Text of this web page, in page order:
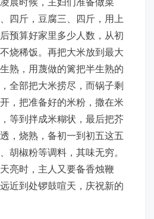
四斤，豆腐三、四斤，用上
预算好家里多少人数，从初
烧稀饭。再把大米放到最大
熟，用蔑做的篱把半生熟的
全部把大米捞尽，而锅子剩
，把准备好的米粉，撒在米
等到拌成米糊状，最后把芥
，烧熟，备初一到初五这五
胡椒粉等调料，其味无穷。
亮时，主人又要备香烛鞭
近到处锣鼓喧天，庆祝新的